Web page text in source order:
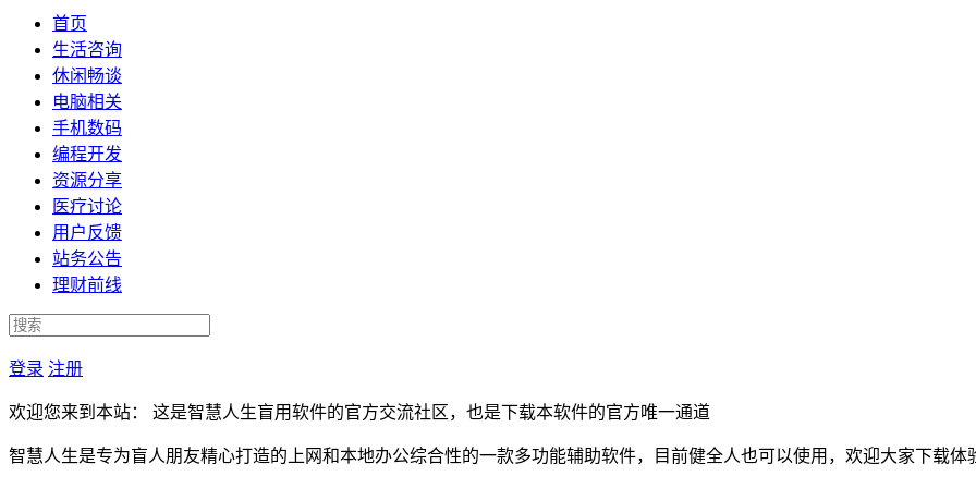
首页
生活咨询
休闲畅谈
电脑相关
手机数码
编程开发
资源分享
医疗讨论
用户反馈
站务公告
理财前线
登录 注册
欢迎您来到本站： 这是智慧人生盲用软件的官方交流社区，也是下载本软件的官方唯一通道
智慧人生是专为盲人朋友精心打造的上网和本地办公综合性的一款多功能辅助软件，目前健全人也可以使用，欢迎大家下载体